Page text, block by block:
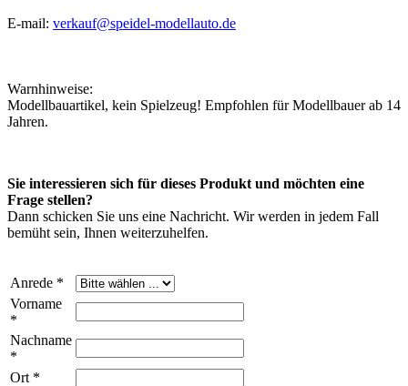
E-mail: verkauf@speidel-modellauto.de
Warnhinweise:
Modellbauartikel, kein Spielzeug! Empfohlen für Modellbauer ab 14
Jahren.
Sie interessieren sich für dieses Produkt und möchten eine
Frage stellen?
Dann schicken Sie uns eine Nachricht. Wir werden in jedem Fall
bemüht sein, Ihnen weiterzuhelfen.
Anrede *
Vorname
*
Nachname
*
Ort *